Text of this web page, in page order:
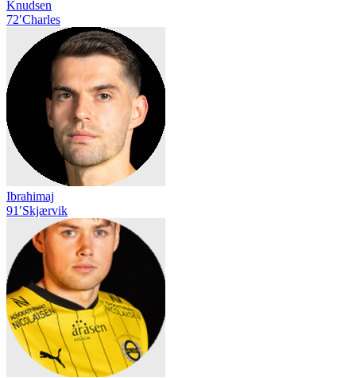
Knudsen
72′Charles
Ibrahimaj
91′Skjærvik